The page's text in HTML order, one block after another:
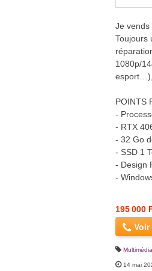
Je vends
Toujours
1080p/
esport…),
POINTS
-
- RTX
- 32 Go
- SSD 1
- Design
-
195 000
Multimédia
14 mai